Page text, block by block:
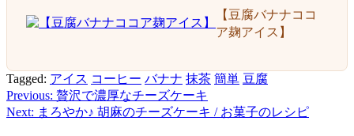
【豆腐バナナココ
ア麹アイス】
Tagged: アイス コーヒー バナナ 抹茶 簡単 豆腐
投
稿
Previous: 贅沢で濃厚なチーズケーキ
Next: まろやか♪ 胡麻のチーズケーキ / お菓子のレシピ